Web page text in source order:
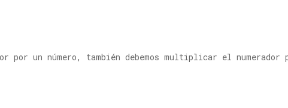
por un número, también debemos multiplicar el numerador